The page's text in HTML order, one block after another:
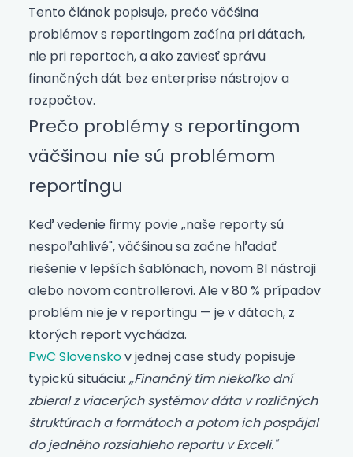
Tento článok popisuje, prečo väčšina
problémov s reportingom začína pri dátach,
nie pri reportoch, a ako zaviesť správu
finančných dát bez enterprise nástrojov a
rozpočtov.
Prečo problémy s reportingom
väčšinou nie sú problémom
reportingu
Keď vedenie firmy povie „naše reporty sú
nespoľahlivé", väčšinou sa začne hľadať
riešenie v lepších šablónach, novom BI nástroji
alebo novom controllerovi. Ale v 80 % prípadov
problém nie je v reportingu — je v dátach, z
ktorých report vychádza.
PwC Slovenskov jednej case study popisuje
typickú situáciu: „Finančný tím niekoľko dní
zbieral z viacerých systémov dáta v rozličných
štruktúrach a formátoch a potom ich pospájal
do jedného rozsiahleho reportu v Exceli."